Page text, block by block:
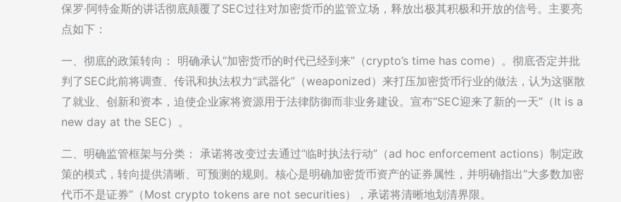
保罗·阿特金斯的讲话彻底颠覆了SEC过往对加密货币的监管立场，释放出极其积极和开放的信号。主要亮
点如下：
一、彻底的政策转向： 明确承认“加密货币的时代已经到来”（crypto’s time has come）。彻底否定并批
判了SEC此前将调查、传讯和执法权力“武器化”（weaponized）来打压加密货币行业的做法，认为这驱散
了就业、创新和资本，迫使企业家将资源用于法律防御而非业务建设。宣布“SEC迎来了新的一天”（It is a
new day at the SEC）。
二、明确监管框架与分类： 承诺将改变过去通过“临时执法行动”（ad hoc enforcement actions）制定政
策的模式，转向提供清晰、可预测的规则。核心是明确加密货币资产的证券属性，并明确指出“大多数加密
代币不是证券”（Most crypto tokens are not securities），承诺将清晰地划清界限。